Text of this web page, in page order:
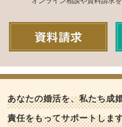
あなたの婚活を、私たち成
責任をもってサポートしま